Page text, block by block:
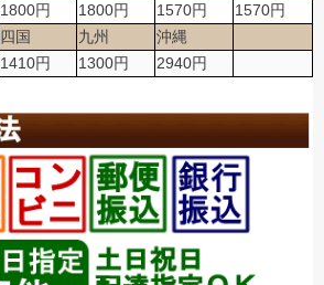
1800円 1800円 1570円
1570円
四国 九州
沖縄
1410円 1300円 2940円